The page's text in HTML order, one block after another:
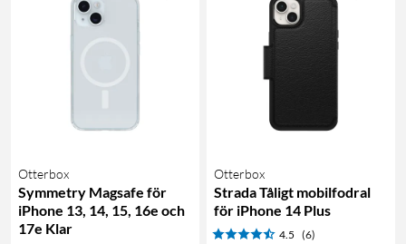
Otterbox
Symmetry Magsafe för
iPhone 13, 14, 15, 16e och
17e Klar
Otterbox
Strada Tåligt mobilfodral
för iPhone 14 Plus
4.5 (6)